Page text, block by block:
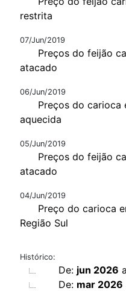
restrita
07/Jun/2019
Preços do feijão
atacado
06/Jun/2019
Preços do carioca
aquecida
05/Jun/2019
Preços do feijão
atacado
04/Jun/2019
Preço do carioca
Região Sul
Histórico:
De: jun 2026
De: mar 2026